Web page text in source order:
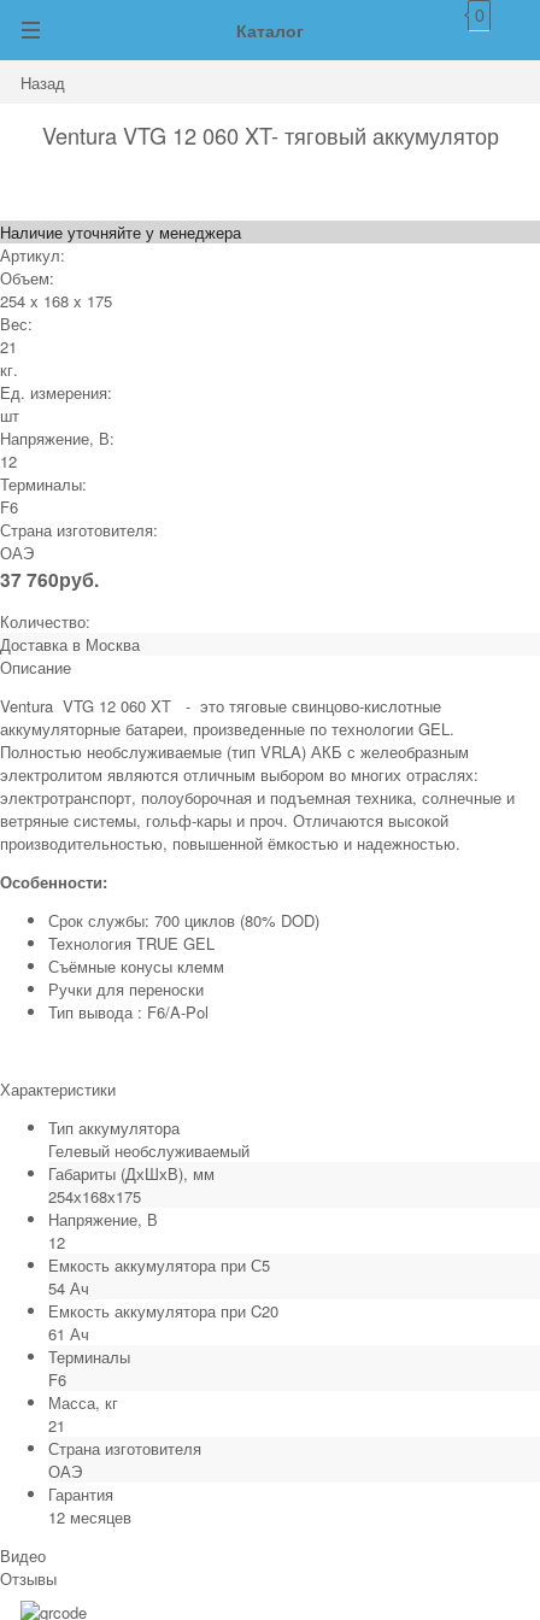
Каталог
0
Назад
Ventura VTG 12 060 XT- тяговый аккумулятор
Наличие уточняйте у менеджера
Артикул:
Объем:
254 x 168 x 175
Вес:
21
кг.
Ед. измерения:
шт
Напряжение, В:
12
Терминалы:
F6
Страна изготовителя:
ОАЭ
37 760руб.
Количество:
Доставка в Москва
Описание
Ventura VTG 12 060 XT - это тяговые свинцово-кислотные
аккумуляторные батареи, произведенные по технологии GEL.
Полностью необслуживаемые (тип VRLA) АКБ с желеобразным
электролитом являются отличным выбором во многих отраслях:
электротранспорт, полоуборочная и подъемная техника, солнечные и
ветряные системы, гольф-кары и проч. Отличаются высокой
производительностью, повышенной ёмкостью и надежностью.
Особенности:
Срок службы: 700 циклов (80% DOD)
Технология TRUE GEL
Съёмные конусы клемм
Ручки для переноски
Тип вывода : F6/A-Pol
Характеристики
Тип аккумулятора
Гелевый необслуживаемый
Габариты (ДхШхВ), мм
254х168х175
Напряжение, В
12
Емкость аккумулятора при С5
54 Ач
Емкость аккумулятора при C20
61 Ач
Терминалы
F6
Масса, кг
21
Страна изготовителя
ОАЭ
Гарантия
12 месяцев
Видео
Отзывы